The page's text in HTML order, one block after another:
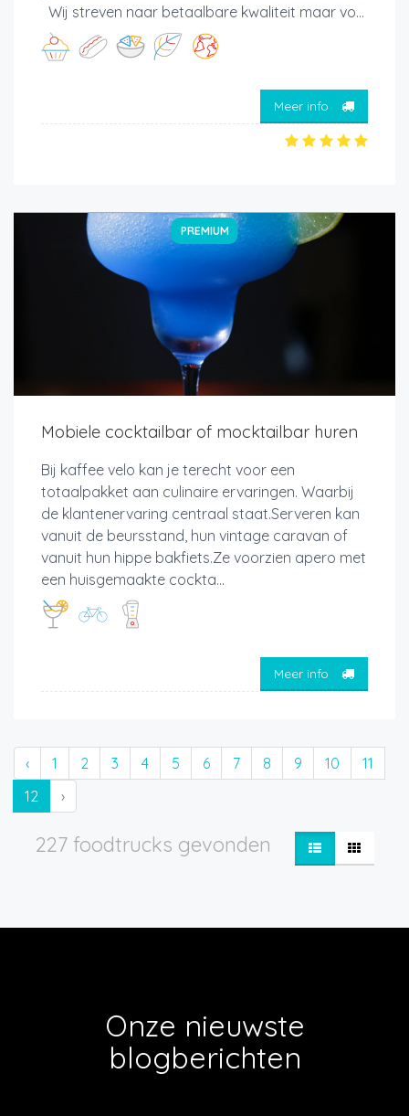
Wij streven naar betaalbare kwaliteit maar vo...
Meer info
PREMIUM
Mobiele cocktailbar of mocktailbar huren
Bij kaffee velo kan je terecht voor een
totaalpakket aan culinaire ervaringen. Waarbij
de klantenervaring centraal staat.Serveren kan
vanuit de beursstand, hun vintage caravan of
vanuit hun hippe bakfiets.Ze voorzien apero met
een huisgemaakte cockta...
Meer info
‹ 1 2 3 4 5 6 7 8 9 10
11
12
›
227 foodtrucks gevonden
Onze nieuwste
blogberichten